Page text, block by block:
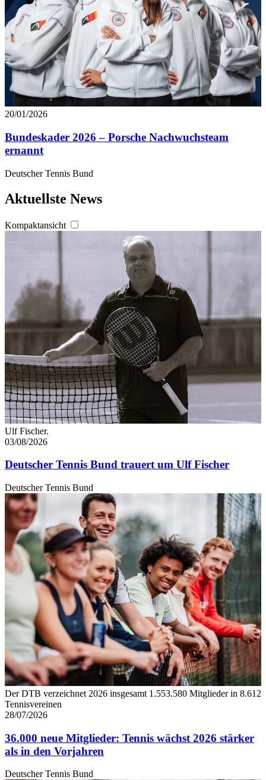
20/01/2026
Bundeskader 2026 – Porsche Nachwuchsteam
ernannt
Deutscher Tennis Bund
Aktuellste News
Kompaktansicht
Ulf Fischer.
03/08/2026
Deutscher Tennis Bund trauert um Ulf Fischer
Deutscher Tennis Bund
Der DTB verzeichnet 2026 insgesamt 1.553.580 Mitglieder in 8.612
Tennisvereinen
28/07/2026
36.000 neue Mitglieder: Tennis wächst 2026 stärker
als in den Vorjahren
Deutscher Tennis Bund